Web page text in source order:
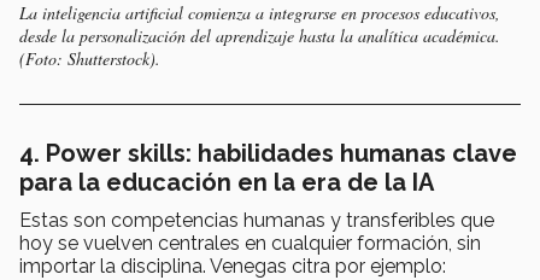
La inteligencia artificial comienza a integrarse en procesos educativos,
desde la personalización del aprendizaje hasta la analítica académica.
(Foto: Shutterstock).
4. Power skills: habilidades humanas clave
para la educación en la era de la IA
Estas son competencias humanas y transferibles que
hoy se vuelven centrales en cualquier formación, sin
importar la disciplina. Venegas citra por ejemplo: